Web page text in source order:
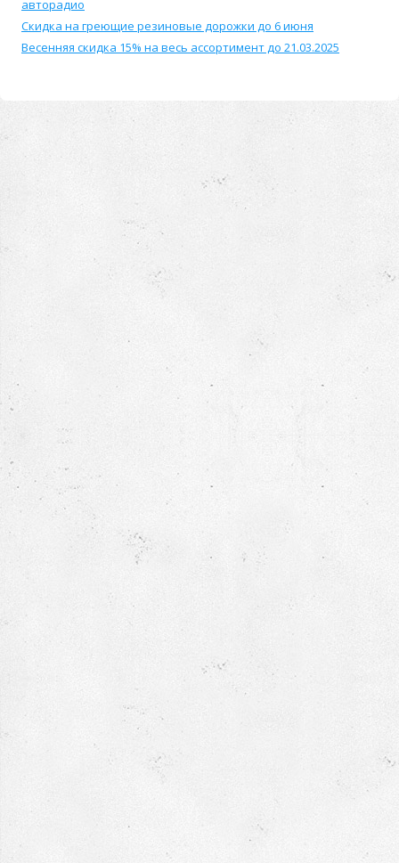
авторадио
Скидка на греющие резиновые дорожки до 6 июня
Весенняя скидка 15% на весь ассортимент до 21.03.2025